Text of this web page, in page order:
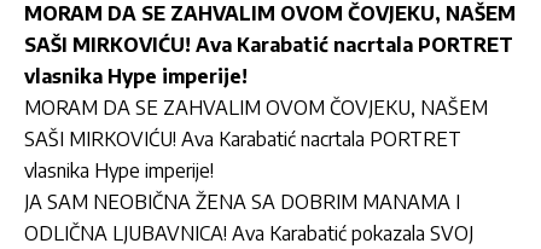
MORAM DA SE ZAHVALIM OVOM ČOVJEKU, NAŠEM
SAŠI MIRKOVIĆU! Ava Karabatić nacrtala PORTRET
vlasnika Hype imperije!
MORAM DA SE ZAHVALIM OVOM ČOVJEKU, NAŠEM
SAŠI MIRKOVIĆU! Ava Karabatić nacrtala PORTRET
vlasnika Hype imperije!
JA SAM NEOBIČNA ŽENA SA DOBRIM MANAMA I
ODLIČNA LJUBAVNICA! Ava Karabatić pokazala SVOJ